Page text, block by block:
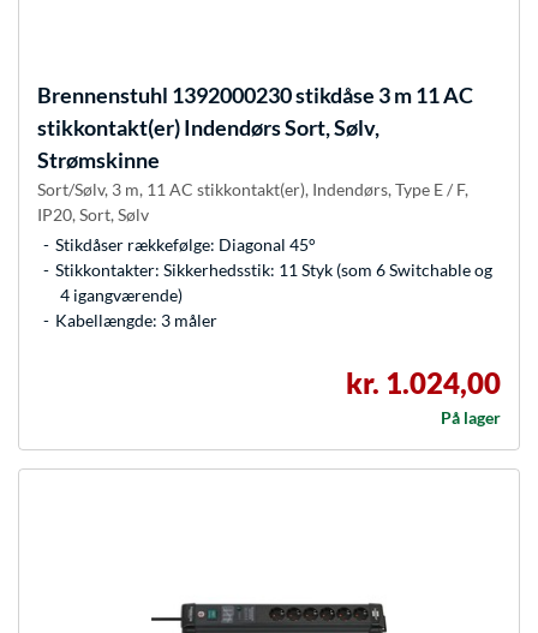
Brennenstuhl 1392000230 stikdåse 3 m 11 AC
stikkontakt(er) Indendørs Sort, Sølv,
Strømskinne
Sort/Sølv, 3 m, 11 AC stikkontakt(er), Indendørs, Type E / F,
IP20, Sort, Sølv
Stikdåser rækkefølge: Diagonal 45°
Stikkontakter: Sikkerhedsstik: 11 Styk (som 6 Switchable og
4 igangværende)
Kabellængde: 3 måler
kr. 1.024,00
På lager